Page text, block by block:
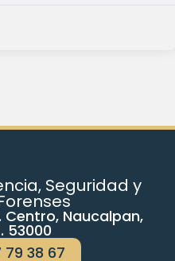
Seguridad y
Naucalpan,
53000
38 67